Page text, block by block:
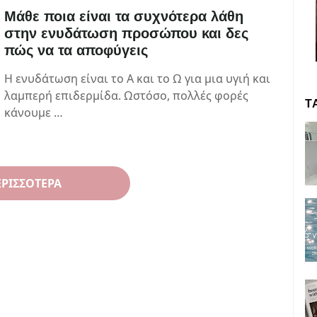
Μάθε ποια είναι τα συχνότερα λάθη
στην ενυδάτωση προσώπου και δες
πώς να τα αποφύγεις
Η ενυδάτωση είναι το Α και το Ω για μια υγιή και
λαμπερή επιδερμίδα. Ωστόσο, πολλές φορές
κάνουμε …